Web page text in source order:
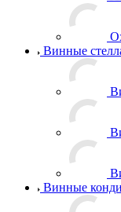
Винные
Винные